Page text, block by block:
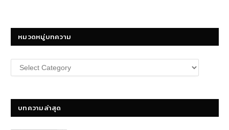
หมวดหมู่บทความ
หมวด
หมู่
บทความล่าสุด